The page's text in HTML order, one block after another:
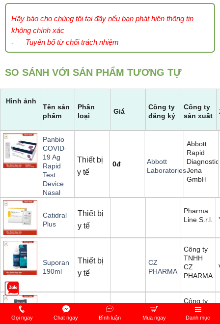
Hãy báo cho chúng tôi tại đây nếu bạn phát hiện thông tin
không chính xác
- Tuyên bố từ chối trách nhiệm
SO SÁNH VỚI SẢN PHẨM TƯƠNG TỰ
Hình ảnh
Tên sản
phẩm
Phân
loại
Giá
Công ty
đăng ký
Công ty
sản xuất
Panbio
COVID-
19 Ag
Rapid
Test
Device
Nasal
Thiết bị
y tế
0đ
Abbott
Laboratories
Abbott
Rapid
Jena
GmbH
Catidral
Plus
Thiết bị
y tế
Pharma
Line S.r.l.
Suporan
190ml
Thiết bị
y tế
CZ
PHARMA
Công ty
TNHH
CZ
PHARMA
Bao cao
Thiết bị
Công ty
TNHH
Công
Gọi ngay Chat ngay Bình luận Mua ngay Danh mục